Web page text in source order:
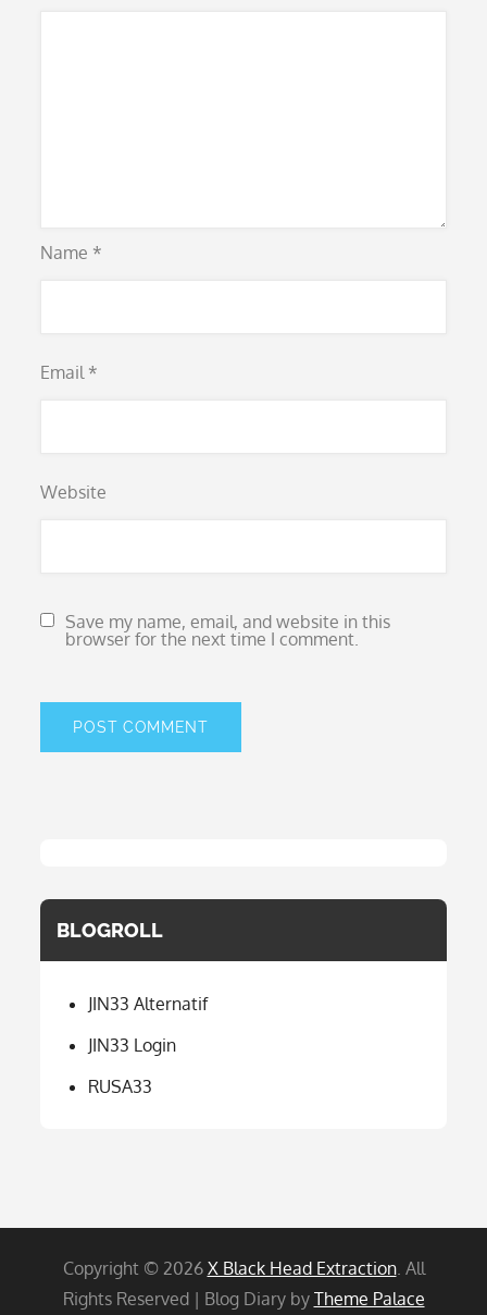
Name *
Email *
Website
Save my name, email, and website in this
browser for the next time I comment.
BLOGROLL
JIN33 Alternatif
JIN33 Login
RUSA33
Copyright © 2026 X Black Head Extraction. All
Rights Reserved | Blog Diary by Theme Palace